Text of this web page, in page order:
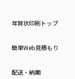
年賀状印刷トップ
簡単Web見積もり
配送・納期